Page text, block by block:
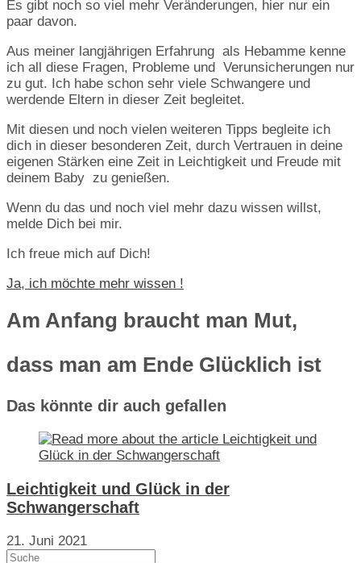
Es gibt noch so viel mehr Veränderungen, hier nur ein
paar davon.
Aus meiner langjährigen Erfahrung als Hebamme kenne
ich all diese Fragen, Probleme und Verunsicherungen nur
zu gut. Ich habe schon sehr viele Schwangere und
werdende Eltern in dieser Zeit begleitet.
Mit diesen und noch vielen weiteren Tipps begleite ich
dich in dieser besonderen Zeit, durch Vertrauen in deine
eigenen Stärken eine Zeit in Leichtigkeit und Freude mit
deinem Baby zu genießen.
Wenn du das und noch viel mehr dazu wissen willst,
melde Dich bei mir.
Ich freue mich auf Dich!
Ja, ich möchte mehr wissen !
Am Anfang braucht man Mut,
dass man am Ende Glücklich ist
Das könnte dir auch gefallen
Leichtigkeit und Glück in der
Schwangerschaft
21. Juni 2021
Search